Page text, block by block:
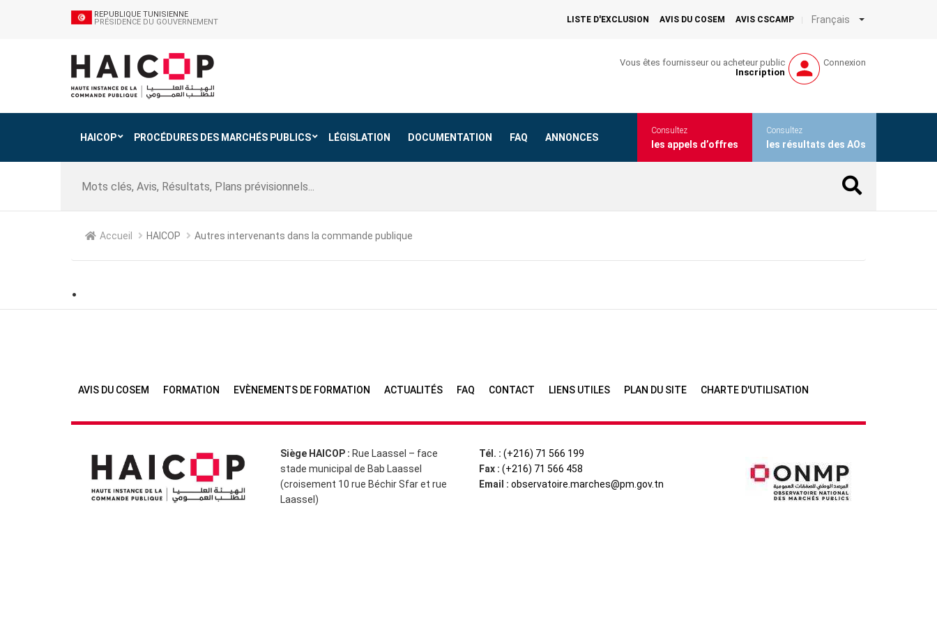
REPUBLIQUE TUNISIENNE
PRÉSIDENCE DU GOUVERNEMENT
LISTE D'EXCLUSION AVIS DU COSEM AVIS CSCAMP Français
Vous êtes fournisseur ou acheteur public
Inscription
Connexion
HAICOP PROCÉDURES DES MARCHÉS PUBLICS LÉGISLATION DOCUMENTATION FAQ ANNONCES
Consultez
les appels d’offres
Consultez
les résultats des AOs
Accueil HAICOP Autres intervenants dans la commande publique
.
AVIS DU COSEM FORMATION EVÈNEMENTS DE FORMATION ACTUALITÉS FAQ CONTACT LIENS UTILES PLAN DU SITE CHARTE D'UTILISATION
Siège HAICOP : Rue Laassel – face
stade municipal de Bab Laassel
(croisement 10 rue Béchir Sfar et rue
Laassel)
Tél. : (+216) 71 566 199
Fax : (+216) 71 566 458
Email : observatoire.marches@pm.gov.tn